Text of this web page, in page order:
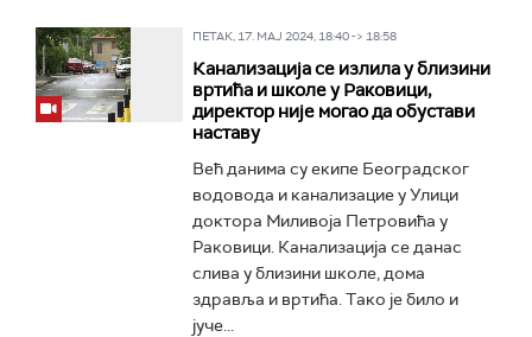
ПЕТАК, 17. МАЈ 2024, 18:40 -> 18:58
Канализација се излила у близини
вртића и школе у Раковици,
директор није могао да обустави
наставу
Већ данима су екипе Београдског
водовода и канализацие у Улици
доктора Миливоја Петровића у
Раковици. Канализација се данас
слива у близини школе, дома
здравља и вртића. Tако је било и
јуче...